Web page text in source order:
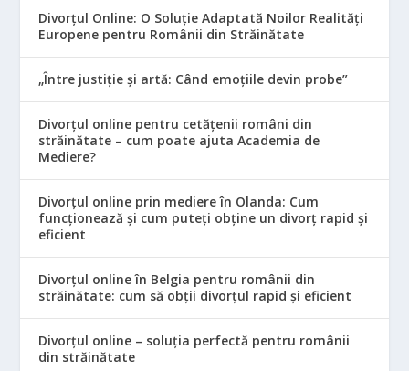
Divorțul Online: O Soluție Adaptată Noilor Realități
Europene pentru Românii din Străinătate
„Între justiție și artă: Când emoțiile devin probe”
Divorțul online pentru cetățenii români din
străinătate – cum poate ajuta Academia de
Mediere?
Divorțul online prin mediere în Olanda: Cum
funcționează și cum puteți obține un divorț rapid și
eficient
Divorțul online în Belgia pentru românii din
străinătate: cum să obții divorțul rapid și eficient
Divorțul online – soluția perfectă pentru românii
din străinătate